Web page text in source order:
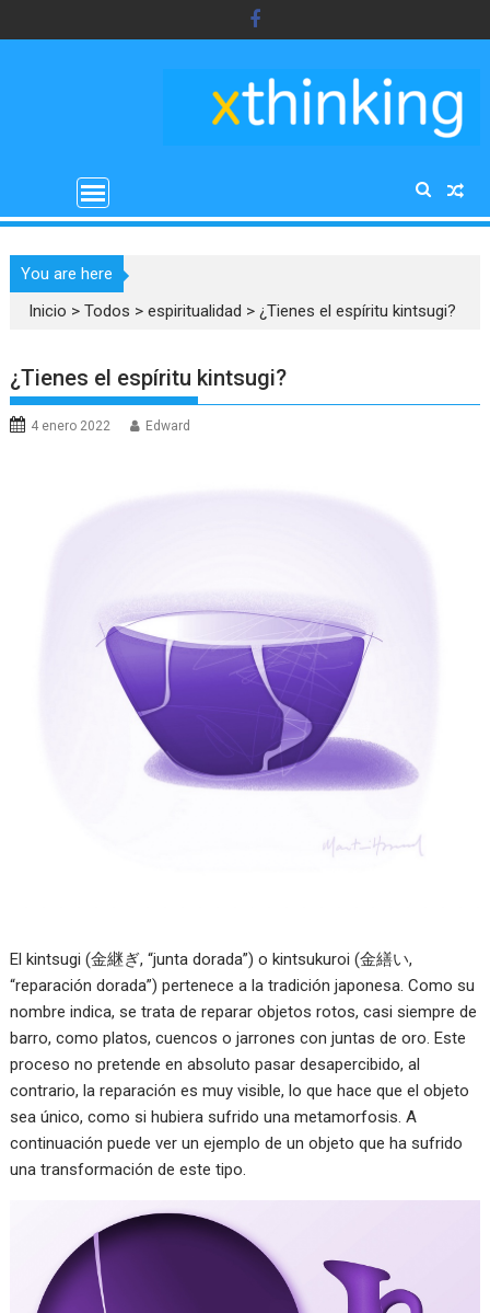
al
You are here
Inicio >Todos >espiritualidad >¿Tienes el espíritu kintsugi?
¿Tienes el espíritu kintsugi?
4 enero 2022 Edward
El kintsugi (金継ぎ, “junta dorada”) o kintsukuroi (金繕い,
“reparación dorada”) pertenece a la tradición japonesa. Como su
nombre indica, se trata de reparar objetos rotos, casi siempre de
barro, como platos, cuencos o jarrones con juntas de oro. Este
proceso no pretende en absoluto pasar desapercibido, al
contrario, la reparación es muy visible, lo que hace que el objeto
sea único, como si hubiera sufrido una metamorfosis. A
continuación puede ver un ejemplo de un objeto que ha sufrido
una transformación de este tipo.